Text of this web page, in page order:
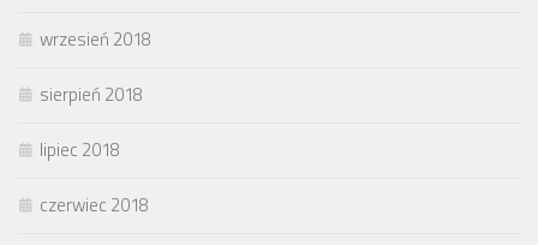
wrzesień 2018
sierpień 2018
lipiec 2018
czerwiec 2018